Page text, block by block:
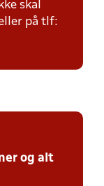
skal
på tlf:
og alt